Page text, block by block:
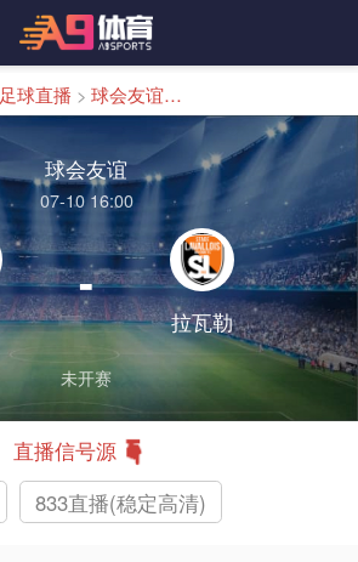
足球直播 > 球会友谊直播
球会友谊
07-10 16:00
-
拉瓦勒
未开赛
直播信号源
833直播(稳定高清)